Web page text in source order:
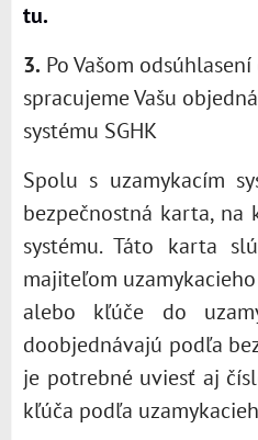
tu.
3. Po Vašom
spracujeme Vašu
systému SGHK
Spolu s uzamykacím
bezpečnostná karta,
systému. Táto karta
majiteľom
alebo kľúče do
doobjednávajú podľa
je potrebné uviesť aj
kľúča podľa